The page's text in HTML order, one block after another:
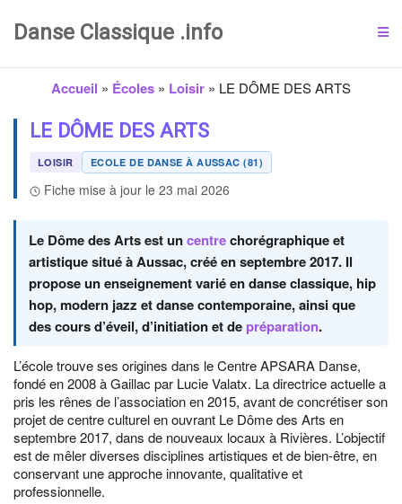
Danse Classique .info
Accueil » Écoles » Loisir » LE DÔME DES ARTS
LE DÔME DES ARTS
LOISIR ECOLE DE DANSE À AUSSAC (81)
Fiche mise à jour le 23 mai 2026
Le Dôme des Arts est uncentrechorégraphique et
artistique situé à Aussac, créé en septembre 2017. Il
propose un enseignement varié en danse classique, hip
hop, modern jazz et danse contemporaine, ainsi que
des cours d’éveil, d’initiation et de préparation.
L’école trouve ses origines dans le Centre APSARA Danse,
fondé en 2008 à Gaillac par Lucie Valatx. La directrice actuelle a
pris les rênes de l’association en 2015, avant de concrétiser son
projet de centre culturel en ouvrant Le Dôme des Arts en
septembre 2017, dans de nouveaux locaux à Rivières. L’objectif
est de mêler diverses disciplines artistiques et de bien-être, en
conservant une approche innovante, qualitative et
professionnelle.